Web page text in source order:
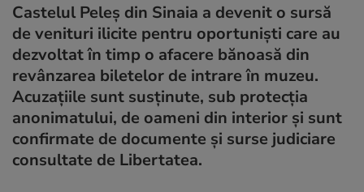
Castelul Peleș din Sinaia a devenit o sursă
de venituri ilicite pentru oportuniști care au
dezvoltat în timp o afacere bănoasă din
revânzarea biletelor de intrare în muzeu.
Acuzațiile sunt susținute, sub protecția
anonimatului, de oameni din interior și sunt
confirmate de documente și surse judiciare
consultate de Libertatea.